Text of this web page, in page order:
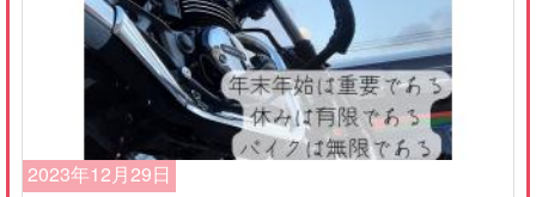
2023年12月29日